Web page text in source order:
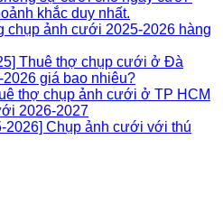
khắc duy nhất.
chụp ảnh cưới 2025-2026 hàng
Thuê thợ chụp cưới ở Đà
giá bao nhiêu?
thợ chụp ảnh cưới ở TP HCM
2026-2027
Chụp ảnh cưới với thú